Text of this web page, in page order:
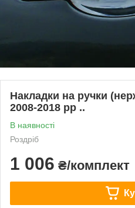
Накладки на ручки
2008-2018 рр ..
В наявності
Роздріб
1 006 ₴/комплект